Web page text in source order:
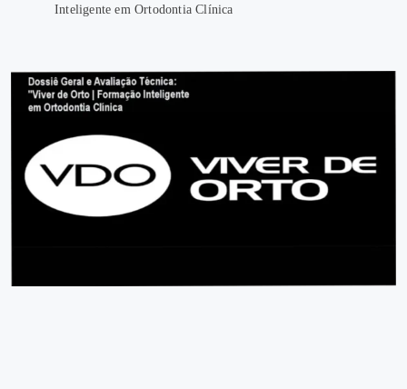
Inteligente em Ortodontia Clínica